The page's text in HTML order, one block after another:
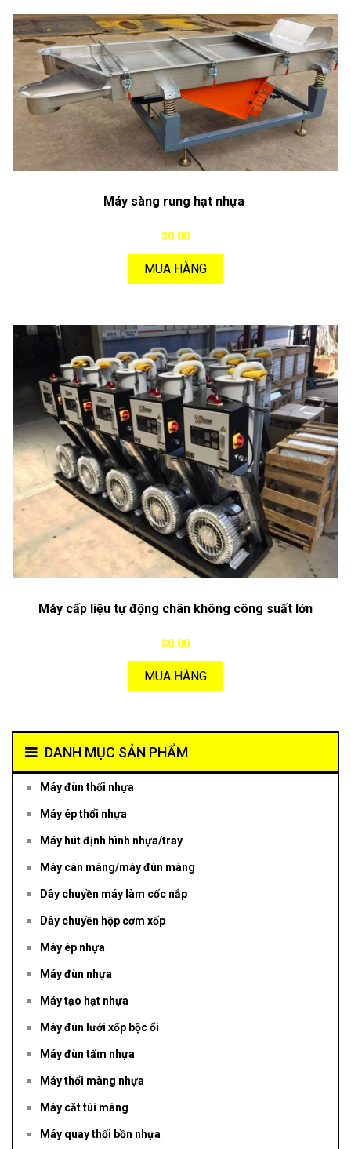
Máy sàng rung hạt nhựa
$0.00
MUA HÀNG
Máy cấp liệu tự động chân không công suất lớn
$0.00
MUA HÀNG
DANH MỤC SẢN PHẨM
Máy đùn thổi nhựa
Máy ép thổi nhựa
Máy hút định hình nhựa/tray
Máy cán màng/máy đùn màng
Dây chuyền máy làm cốc nắp
Dây chuyền hộp cơm xốp
Máy ép nhựa
Máy đùn nhựa
Máy tạo hạt nhựa
Máy đùn lưới xốp bộc ổi
Máy đùn tấm nhựa
Máy thổi màng nhựa
Máy cắt túi màng
Máy quay thổi bồn nhựa